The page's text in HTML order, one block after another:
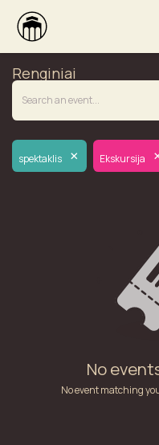
Renginiai
spektaklis × Ekskursija
No
No event matching